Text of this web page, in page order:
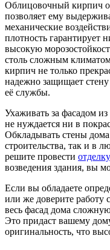
Облицовочный кирпич
позволяет ему
механические
плотность гарантирует
высокую
столь сложным
кирпич не только
надежно защищает стену
её службы.
Ухаживать за фасадом
не нуждается ни в
Обкладывать стены
строительства, так и в
решите провести
возведения здания, вы
Если вы обладаете
или же доверите
весь фасад дома
Это придаст вашему
оригинальность, что